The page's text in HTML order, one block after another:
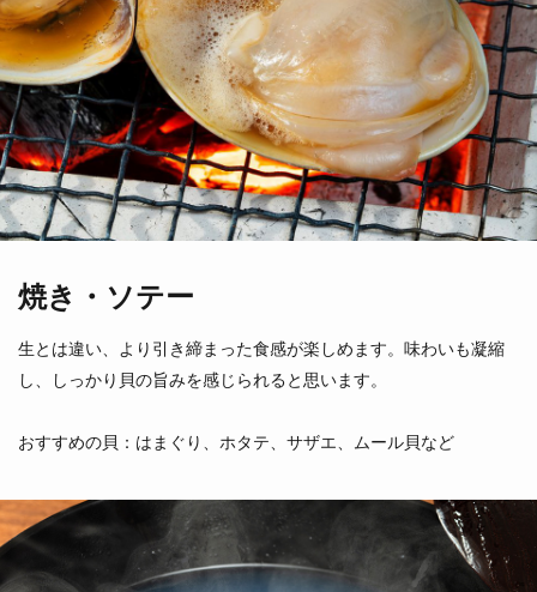
赤貝
あかがい
（宮城県閖上）
青柳
あおやぎ
（北海道他）
鳥貝 真螺
焼き・ソテー
生とは違い、より引き締まった食感が楽しめます。味わいも凝縮
し、しっかり貝の旨みを感じられると思います。
おすすめの貝：はまぐり、ホタテ、サザエ、ムール貝など